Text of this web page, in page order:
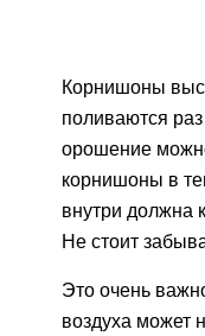
Корнишоны
поливаются
орошение
корнишоны в
внутри должна
Не стоит
Это очень
воздуха может